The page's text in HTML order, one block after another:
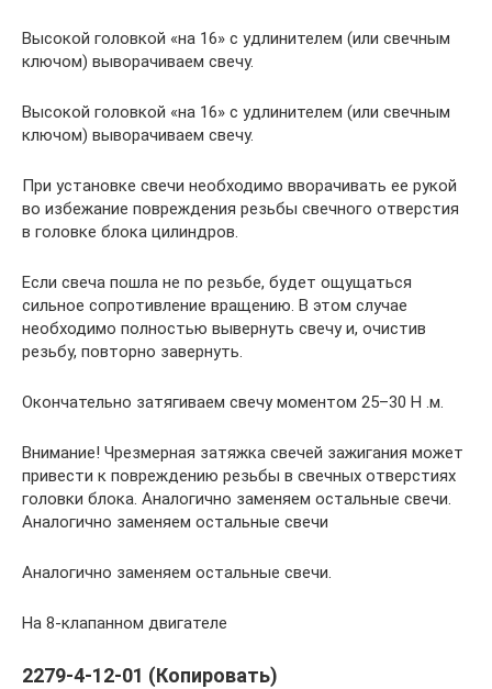
Высокой головкой «на 16» с удлинителем (или свечным
ключом) выворачиваем свечу.
Высокой головкой «на 16» с удлинителем (или свечным
ключом) выворачиваем свечу.
При установке свечи необходимо вворачивать ее рукой
во избежание повреждения резьбы свечного отверстия
в головке блока цилиндров.
Если свеча пошла не по резьбе, будет ощущаться
сильное сопротивление вращению. В этом случае
необходимо полностью вывернуть свечу и, очистив
резьбу, повторно завернуть.
Окончательно затягиваем свечу моментом 25–30 Н .м.
Внимание! Чрезмерная затяжка свечей зажигания может
привести к повреждению резьбы в свечных отверстиях
головки блока. Аналогично заменяем остальные свечи.
Аналогично заменяем остальные свечи
Аналогично заменяем остальные свечи.
На 8-клапанном двигателе
2279-4-12-01 (Копировать)